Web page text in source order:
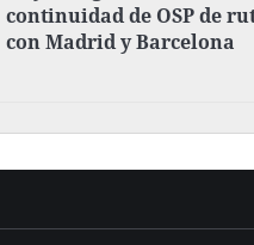
continuidad de OSP de
con Madrid y Barcelona